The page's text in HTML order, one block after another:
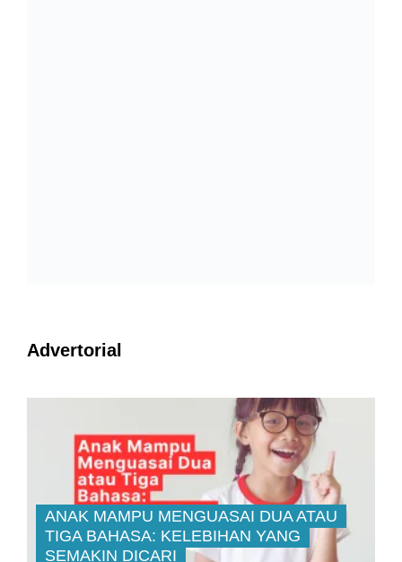
Advertorial
ANAK MAMPU MENGUASAI DUA ATAU
TIGA BAHASA: KELEBIHAN YANG
SEMAKIN DICARI